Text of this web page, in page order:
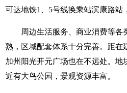
可达地铁1、5号线换乘站滨康路站
周边生活服务、商业消费等各
熟，区域配套体系十分完善。距在
加州阳光开元广场也在不远处。地
近有大鸟公园，景观资源丰富。